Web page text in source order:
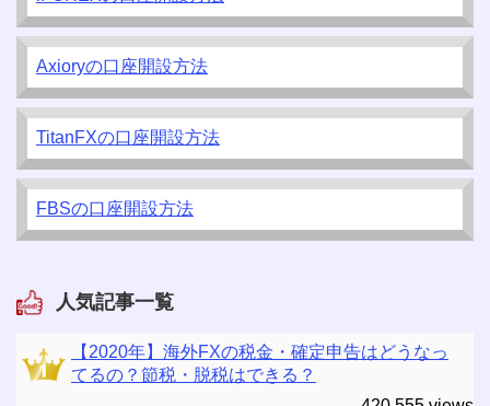
Axioryの口座開設方法
TitanFXの口座開設方法
FBSの口座開設方法
人気記事一覧
【2020年】海外FXの税金・確定申告はどうなっ
てるの？節税・脱税はできる？